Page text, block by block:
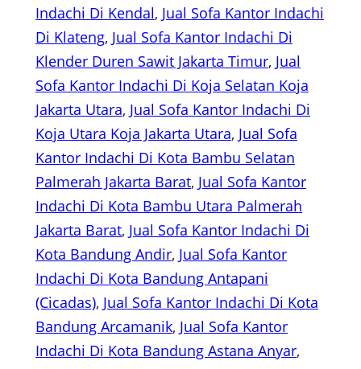
Indachi Di Kendal, Jual Sofa Kantor Indachi
Di Klateng, Jual Sofa Kantor Indachi Di
Klender Duren Sawit Jakarta Timur, Jual
Sofa Kantor Indachi Di Koja Selatan Koja
Jakarta Utara, Jual Sofa Kantor Indachi Di
Koja Utara Koja Jakarta Utara, Jual Sofa
Kantor Indachi Di Kota Bambu Selatan
Palmerah Jakarta Barat, Jual Sofa Kantor
Indachi Di Kota Bambu Utara Palmerah
Jakarta Barat, Jual Sofa Kantor Indachi Di
Kota Bandung Andir, Jual Sofa Kantor
Indachi Di Kota Bandung Antapani
(Cicadas), Jual Sofa Kantor Indachi Di Kota
Bandung Arcamanik, Jual Sofa Kantor
Indachi Di Kota Bandung Astana Anyar